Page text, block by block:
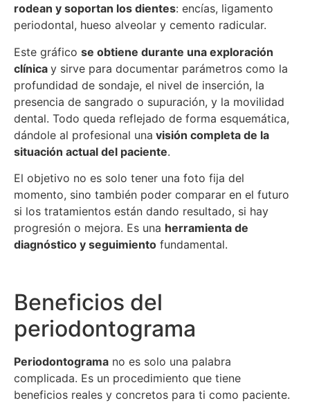
rodean y soportan los dientes: encías, ligamento
periodontal, hueso alveolar y cemento radicular.
Este gráfico se obtiene durante una exploración
clínica y sirve para documentar parámetros como la
profundidad de sondaje, el nivel de inserción, la
presencia de sangrado o supuración, y la movilidad
dental. Todo queda reflejado de forma esquemática,
dándole al profesional una visión completa de la
situación actual del paciente.
El objetivo no es solo tener una foto fija del
momento, sino también poder comparar en el futuro
si los tratamientos están dando resultado, si hay
progresión o mejora. Es una herramienta de
diagnóstico y seguimiento fundamental.
Beneficios del
periodontograma
Periodontograma no es solo una palabra
complicada. Es un procedimiento que tiene
beneficios reales y concretos para ti como paciente.